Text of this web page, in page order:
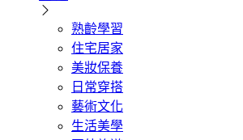
熟齡學習
住宅居家
美妝保養
日常穿搭
藝術文化
生活美學